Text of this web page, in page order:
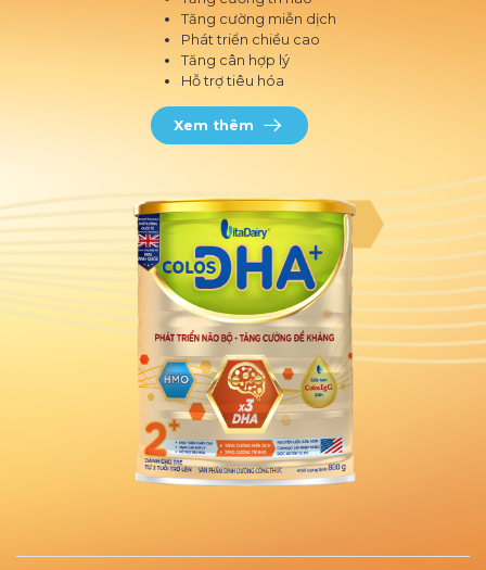
Tăng cường miễn dịch
Phát triển chiều cao
Tăng cân hợp lý
Hỗ trợ tiêu hóa
Xem thêm